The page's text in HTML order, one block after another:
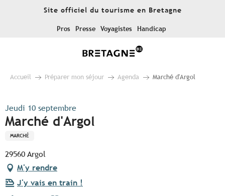
Site officiel du tourisme en Bretagne
Pros Presse Voyagistes Handicap
Accueil Préparer mon séjour Agenda Marché d'Argol
Jeudi 10 septembre
Marché d'Argol
MARCHÉ
29560 Argol
M'y rendre
J'y vais en train !